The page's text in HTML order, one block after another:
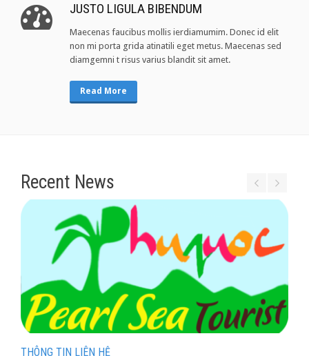
JUSTO LIGULA BIBENDUM
Maecenas faucibus mollis ierdiamumim. Donec id elit
non mi porta grida atinatili eget metus. Maecenas sed
diamgemni t risus varius blandit sit amet.
Read More
Recent News
THÔNG TIN LIÊN HỆ